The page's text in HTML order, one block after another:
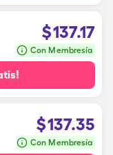
$137.17
Con Membresía
$137.35
Con Membresía